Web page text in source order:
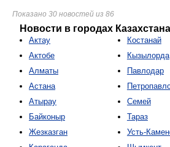
Показано 30 новостей из 86
Новости в городах Казахстана
Актау
Актобе
Алматы
Астана
Атырау
Байконыр
Жезказган
Костанай
Кызылорда
Павлодар
Семей
Тараз
Усть-